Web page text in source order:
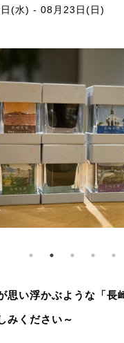
(水) - 08月23日(日)
思い浮かぶような「長
みください～